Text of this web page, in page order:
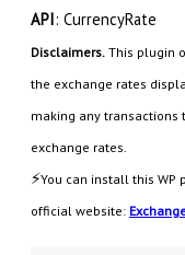
API: CurrencyRate
Disclaimers. This plugin
the exchange rates
making any transactions
exchange rates.
⚡You can install this WP
official website: